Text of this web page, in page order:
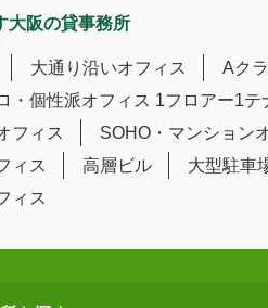
大阪の貸事務所
大通り沿いオフィス
Aク
・個性派オフィス 1フロアー1テ
フィス
SOHO・マンション
ィス
高層ビル
大型駐車
ィス